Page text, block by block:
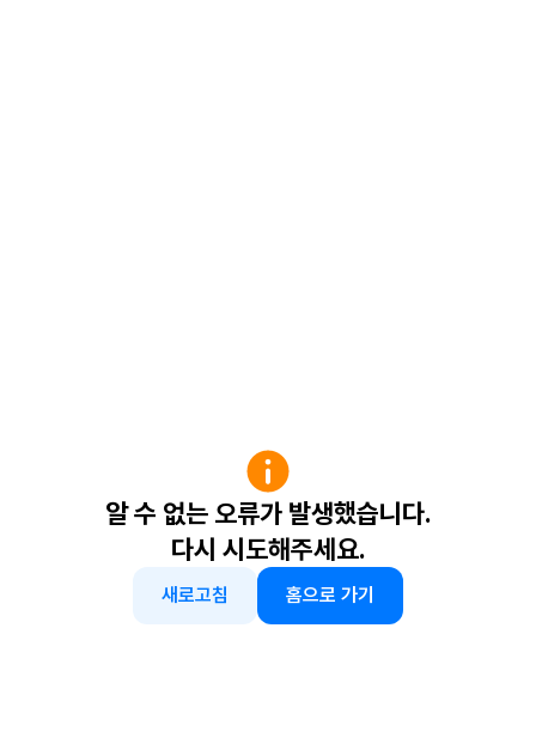
알 수 없는 오류가 발생했습니다.
다시 시도해주세요.
새로고침 홈으로 가기